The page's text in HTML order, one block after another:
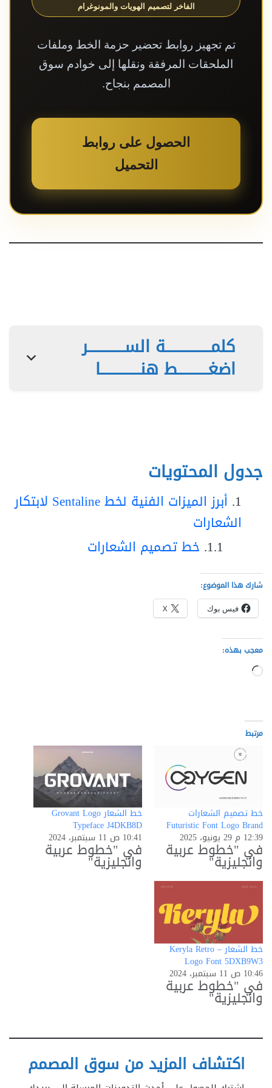
الفاخر لتصميم الهويات والمونوغرام
تم تجهيز روابط تحضير حزمة الخط وملفات
الملحقات المرفقة ونقلها إلى خوادم سوق
المصمم بنجاح.
الحصول على روابط
التحميل
كلمـــــــــــــــة الســــــــــــر
اضغــــــــــط هنـــــــــــــا
جدول المحتويات
أبرز الميزات الفنية لخط Sentaline لابتكار
الشعارات
خط تصميم الشعارات
شارك هذا الموضوع:
فيس بوك X
معجب بهذه:
جاري
مرتبط
خط تصميم الشعارات
Futuristic Font Logo Brand
12:39 م 29 يونيو، 2025
في "خطوط عربية
وانجليزية"
خط الشعار Grovant Logo
Typeface J4DKB8D
10:41 ص 11 سبتمبر، 2024
في "خطوط عربية
وانجليزية"
خط الشعار Keryla Retro –
Logo Font 5DXB9W3
10:46 ص 11 سبتمبر، 2024
في "خطوط عربية
وانجليزية"
اكتشاف المزيد من سوق المصمم